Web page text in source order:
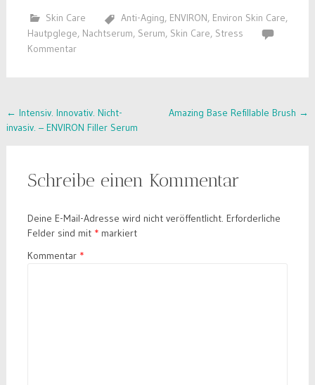
Skin Care
Anti-Aging, ENVIRON, Environ Skin Care,
Hautpglege, Nachtserum, Serum, Skin Care, Stress
Kommentar
Post
← Intensiv. Innovativ. Nicht-
invasiv. – ENVIRON Filler Serum
Amazing Base Refillable Brush →
Schreibe einen Kommentar
Deine E-Mail-Adresse wird nicht veröffentlicht. Erforderliche
Felder sind mit *markiert
Kommentar *